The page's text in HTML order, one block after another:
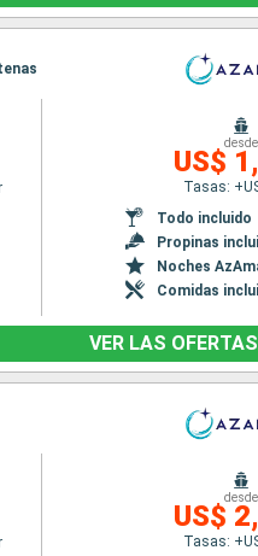
desde
US$
Tasas:
Todo incluido
Propinas
Noches
Comidas
VER LAS OFERTAS
desde
US$
Tasas: